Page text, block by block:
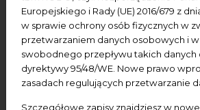
Europejskiego i Rady (UE) 2016/679 z
w sprawie ochrony osób fizycznych w
przetwarzaniem danych osobowych i
swobodnego przepływu takich danych
dyrektywy 95/48/WE. Nowe prawo
zasadach regulujących przetwarzanie
Szczegółowe zapisy znajdziesz w
Rozgośćcie się w najbardziej
kinowej w północnej Polsce, skąd
przez nadbałtycką kinematografię!
W cyklu Bałtyk Movie przybliżamy
znane zjawiska i produkcje,